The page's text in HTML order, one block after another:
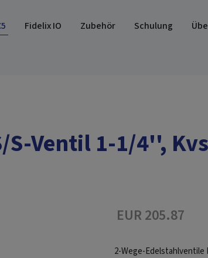
Fidelix IO Zubehör Schulung
S-Ventil 1-1/4'',
EUR 205.87
2-Wege-Edelstahlventile